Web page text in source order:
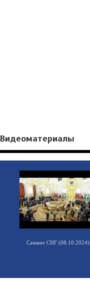
Видеоматериалы
Саммит СНГ (08.10.2024)